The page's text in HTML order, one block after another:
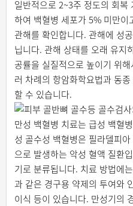
일반적으로 2~3주 정도의 회복
하여 백혈병 세포가 5% 미만이
관해를 확인합니다. 관해에 성
닙니다. 관해 상태를 오래 유지
공률을 실질적으로 높이기 위
러 차례의 항암화학요법과 동
할 수 있습니다.
만성 백혈병 치료는 급성 백혈
성 골수성 백혈병은 필라델피
으로 발생하는 악성 혈액 질환
기로 분류됩니다. 치료 방법에
과 같은 경구용 약제의 투여와
이식 등이 있습니다. 만성기의